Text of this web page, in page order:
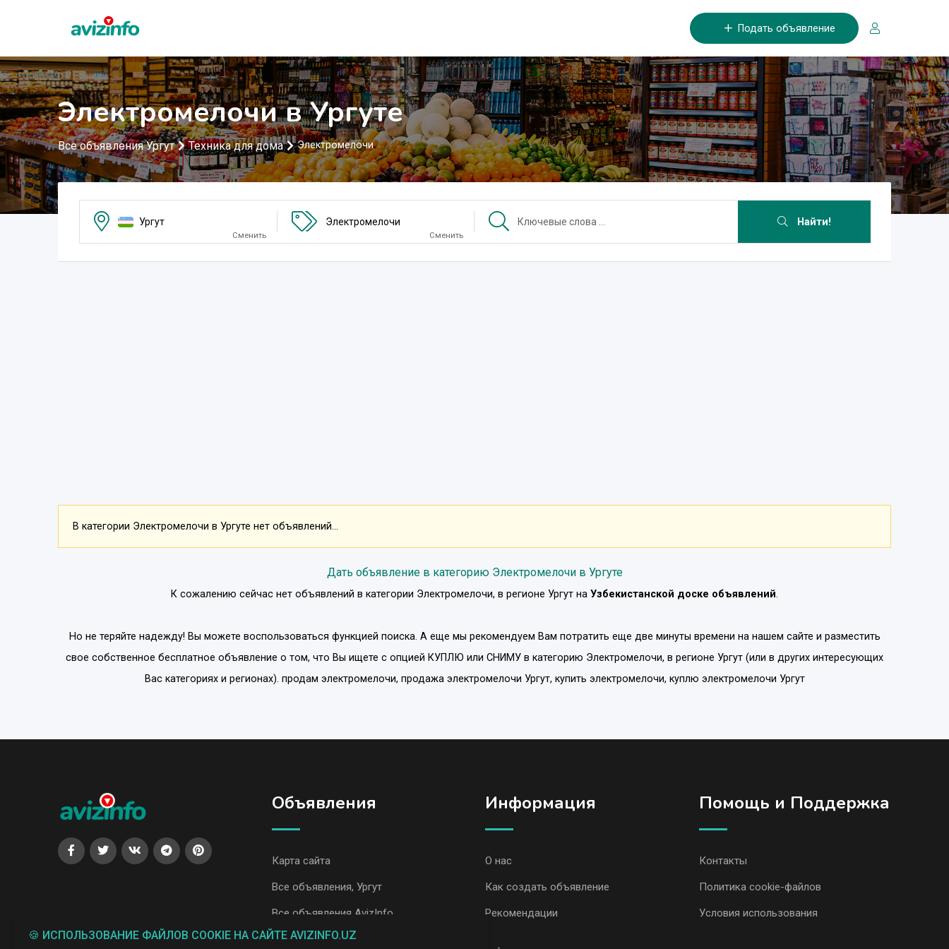
Подать объявление
Электромелочи в Ургуте
Все объявления Ургут Техника для дома Электромелочи
Ургут
Сменить
Электромелочи
Сменить
Найти!
В категории Электромелочи в Ургуте нет объявлений...
Дать объявление в категорию Электромелочи в Ургуте
К сожалению сейчас нет объявлений в категории Электромелочи, в регионе Ургут на Узбекистанской доске объявлений.
Но не теряйте надежду! Вы можете воспользоваться функцией поиска. А еще мы рекомендуем Вам потратить еще две минуты времени на нашем сайте и разместить
свое собственное бесплатное объявление о том, что Вы ищете с опцией КУПЛЮ или СНИМУ в категорию Электромелочи, в регионе Ургут (или в других интересующих
Вас категориях и регионах). продам электромелочи, продажа электромелочи Ургут, купить электромелочи, куплю электромелочи Ургут
Объявления
Карта сайта
Все объявления, Ургут
Все объявления AvizInfo
Информация
О нас
Как создать объявление
Рекомендации
Помощь и Поддержка
Контакты
Политика cookie-файлов
Условия использования
🍪 ИСПОЛЬЗОВАНИЕ ФАЙЛОВ COOKIE НА САЙТЕ AVIZINFO.UZ